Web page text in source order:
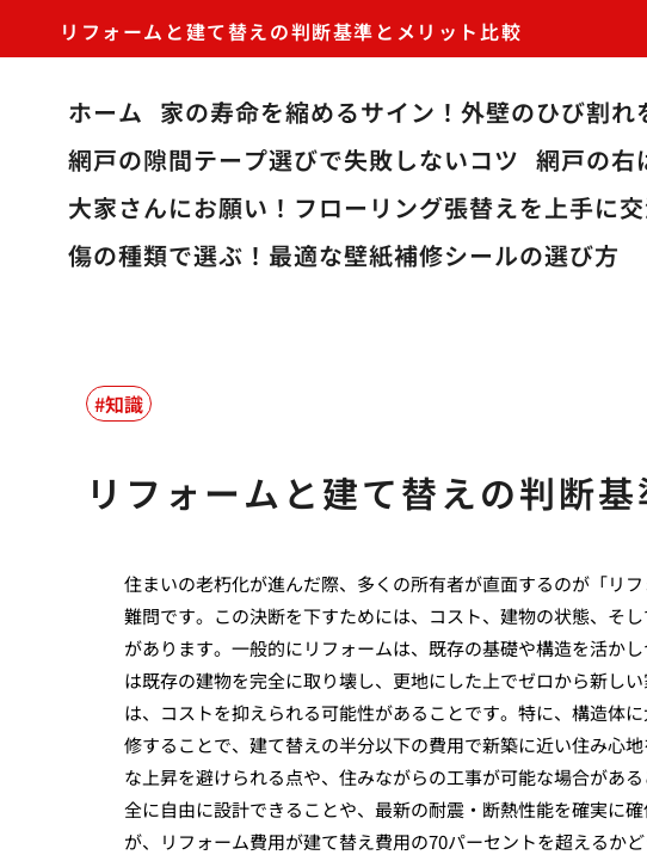
リフォームと建て替えの判断基準とメリット比較
ホーム 家の寿命を縮めるサイン！外壁のひび割
網戸の隙間テープ選びで失敗しないコツ 網戸の右
大家さんにお願い！フローリング張替えを上手に
傷の種類で選ぶ！最適な壁紙補修シールの選び方
知識
リフォームと建て替えの判断
住まいの老朽化が進んだ際、多くの所有者が直面するのが「リ
難問です。この決断を下すためには、コスト、建物の状態、そ
があります。一般的にリフォームは、既存の基礎や構造を活か
は既存の建物を完全に取り壊し、更地にした上でゼロから新し
は、コストを抑えられる可能性があることです。特に、構造体
修することで、建て替えの半分以下の費用で新築に近い住み心
な上昇を避けられる点や、住みながらの工事が可能な場合があ
全に自由に設計できることや、最新の耐震・断熱性能を確実に
が、リフォーム費用が建て替え費用の70パーセントを超えるか